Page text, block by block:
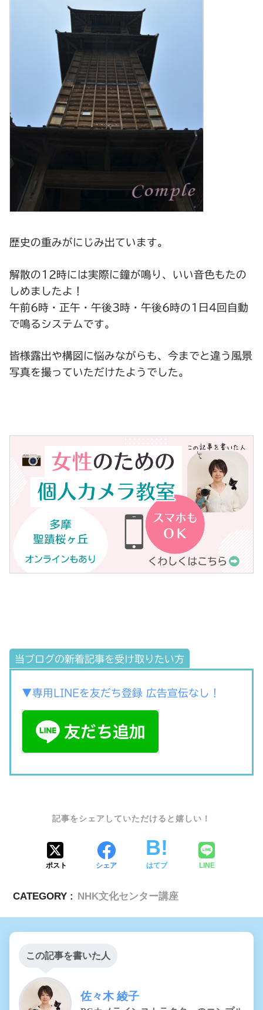
歴史の重みがにじみ出ています。
解散の12時には実際に鐘が鳴り、いい音色もたの
しめましたよ！
午前6時・正午・午後3時・午後6時の1日4回自動
で鳴るシステムです。
皆様露出や構図に悩みながらも、今までと違う風景
写真を撮っていただけたようでした。
当ブログの新着記事を受け取りたい方
▼専用LINEを友だち登録 広告宣伝なし！
ポスト シェア はてブ LINE
CATEGORY : NHK文化センター講座
この記事を書いた人
佐々木 綾子